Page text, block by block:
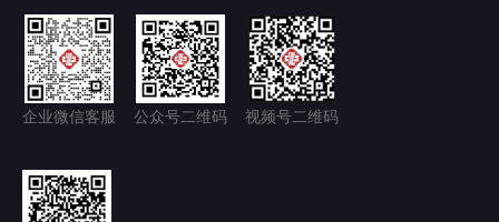
企业微信客服 公众号二维码 视频号二维码